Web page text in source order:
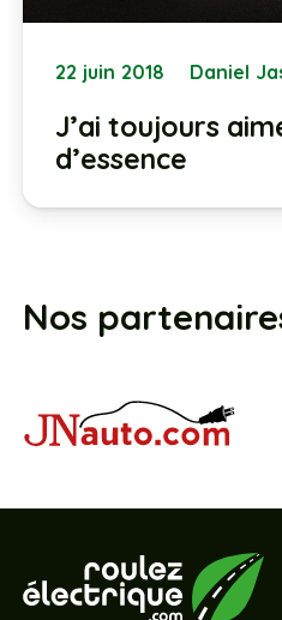
22 juin 2018 Daniel
J’ai toujours
d’essence
Nos